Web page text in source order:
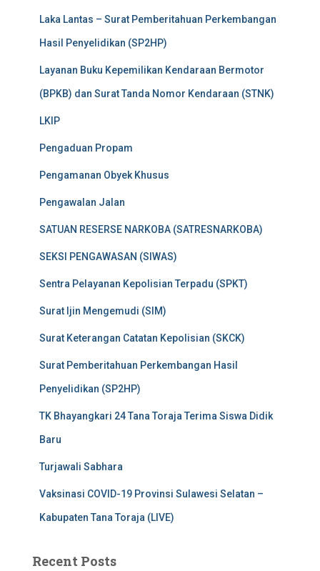
Laka Lantas – Surat Pemberitahuan Perkembangan
Hasil Penyelidikan (SP2HP)
Layanan Buku Kepemilikan Kendaraan Bermotor
(BPKB) dan Surat Tanda Nomor Kendaraan (STNK)
LKIP
Pengaduan Propam
Pengamanan Obyek Khusus
Pengawalan Jalan
SATUAN RESERSE NARKOBA (SATRESNARKOBA)
SEKSI PENGAWASAN (SIWAS)
Sentra Pelayanan Kepolisian Terpadu (SPKT)
Surat Ijin Mengemudi (SIM)
Surat Keterangan Catatan Kepolisian (SKCK)
Surat Pemberitahuan Perkembangan Hasil
Penyelidikan (SP2HP)
TK Bhayangkari 24 Tana Toraja Terima Siswa Didik
Baru
Turjawali Sabhara
Vaksinasi COVID-19 Provinsi Sulawesi Selatan –
Kabupaten Tana Toraja (LIVE)
Recent Posts